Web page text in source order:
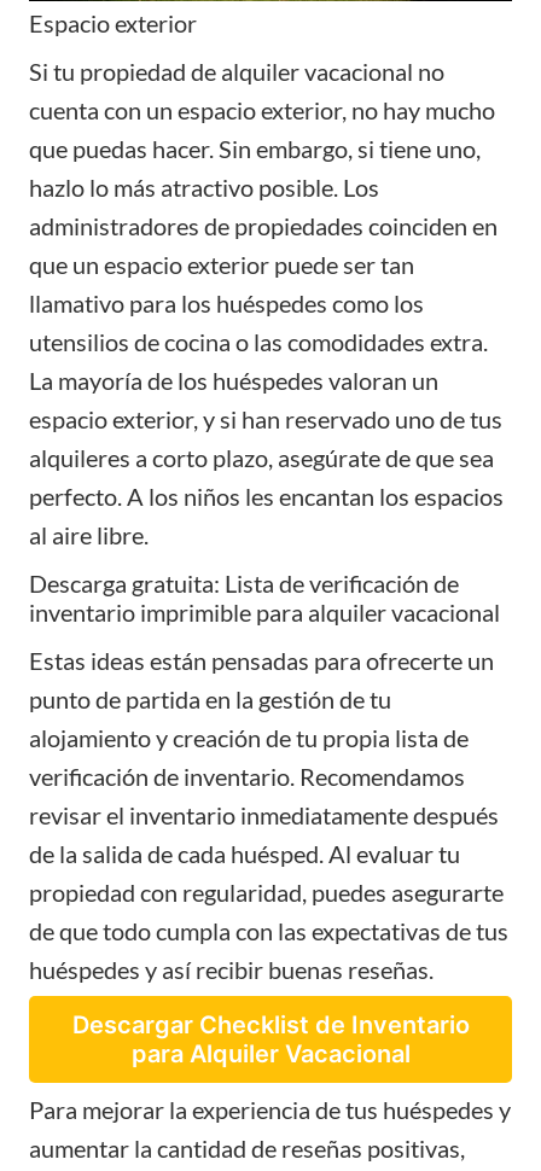
Espacio exterior
Si tu propiedad de alquiler vacacional no
cuenta con un espacio exterior, no hay mucho
que puedas hacer. Sin embargo, si tiene uno,
hazlo lo más atractivo posible. Los
administradores de propiedades coinciden en
que un espacio exterior puede ser tan
llamativo para los huéspedes como los
utensilios de cocina o las comodidades extra.
La mayoría de los huéspedes valoran un
espacio exterior, y si han reservado uno de tus
alquileres a corto plazo, asegúrate de que sea
perfecto. A los niños les encantan los espacios
al aire libre.
Descarga gratuita: Lista de verificación de
inventario imprimible para alquiler vacacional
Estas ideas están pensadas para ofrecerte un
punto de partida en la gestión de tu
alojamiento y creación de tu propia lista de
verificación de inventario. Recomendamos
revisar el inventario inmediatamente después
de la salida de cada huésped. Al evaluar tu
propiedad con regularidad, puedes asegurarte
de que todo cumpla con las expectativas de tus
huéspedes y así recibir buenas reseñas.
Descargar Checklist de Inventario
para Alquiler Vacacional
Para mejorar la experiencia de tus huéspedes y
aumentar la cantidad de reseñas positivas,